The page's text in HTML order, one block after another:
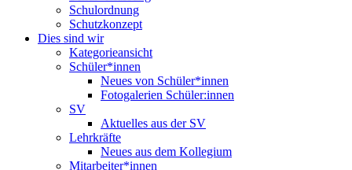
Schulordnung
Schutzkonzept
Dies sind wir
Kategorieansicht
Schüler*innen
Neues von Schüler*innen
Fotogalerien Schüler:innen
SV
Aktuelles aus der SV
Lehrkräfte
Neues aus dem Kollegium
Mitarbeiter*innen